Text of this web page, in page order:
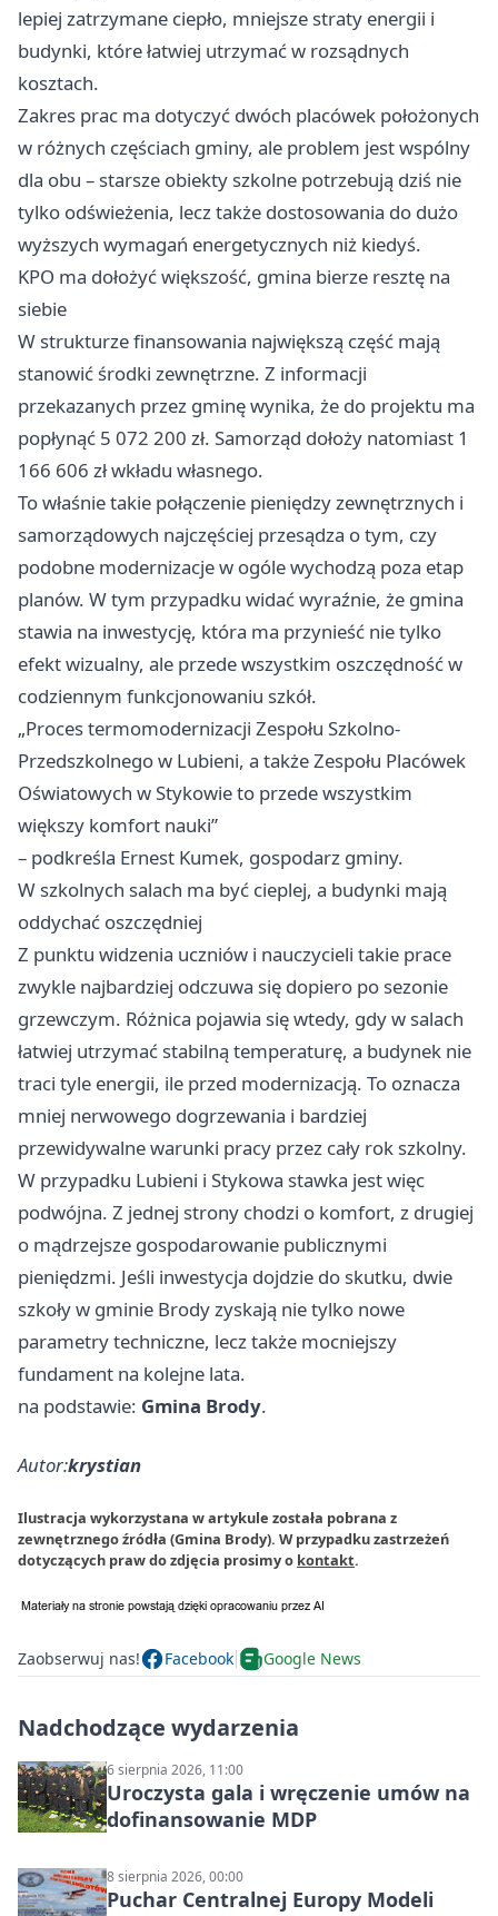
lepiej zatrzymane ciepło, mniejsze straty energii i
budynki, które łatwiej utrzymać w rozsądnych
kosztach.
Zakres prac ma dotyczyć dwóch placówek położonych
w różnych częściach gminy, ale problem jest wspólny
dla obu – starsze obiekty szkolne potrzebują dziś nie
tylko odświeżenia, lecz także dostosowania do dużo
wyższych wymagań energetycznych niż kiedyś.
KPO ma dołożyć większość, gmina bierze resztę na
siebie
W strukturze finansowania największą część mają
stanowić środki zewnętrzne. Z informacji
przekazanych przez gminę wynika, że do projektu ma
popłynąć 5 072 200 zł. Samorząd dołoży natomiast 1
166 606 zł wkładu własnego.
To właśnie takie połączenie pieniędzy zewnętrznych i
samorządowych najczęściej przesądza o tym, czy
podobne modernizacje w ogóle wychodzą poza etap
planów. W tym przypadku widać wyraźnie, że gmina
stawia na inwestycję, która ma przynieść nie tylko
efekt wizualny, ale przede wszystkim oszczędność w
codziennym funkcjonowaniu szkół.
„Proces termomodernizacji Zespołu Szkolno-
Przedszkolnego w Lubieni, a także Zespołu Placówek
Oświatowych w Stykowie to przede wszystkim
większy komfort nauki”
– podkreśla Ernest Kumek, gospodarz gminy.
W szkolnych salach ma być cieplej, a budynki mają
oddychać oszczędniej
Z punktu widzenia uczniów i nauczycieli takie prace
zwykle najbardziej odczuwa się dopiero po sezonie
grzewczym. Różnica pojawia się wtedy, gdy w salach
łatwiej utrzymać stabilną temperaturę, a budynek nie
traci tyle energii, ile przed modernizacją. To oznacza
mniej nerwowego dogrzewania i bardziej
przewidywalne warunki pracy przez cały rok szkolny.
W przypadku Lubieni i Stykowa stawka jest więc
podwójna. Z jednej strony chodzi o komfort, z drugiej
o mądrzejsze gospodarowanie publicznymi
pieniędzmi. Jeśli inwestycja dojdzie do skutku, dwie
szkoły w gminie Brody zyskają nie tylko nowe
parametry techniczne, lecz także mocniejszy
fundament na kolejne lata.
na podstawie: Gmina Brody.
Autor:krystian
Ilustracja wykorzystana w artykule została pobrana z
zewnętrznego źródła (Gmina Brody). W przypadku zastrzeżeń
dotyczących praw do zdjęcia prosimy o kontakt.
Zaobserwuj nas! Facebook Google News
Nadchodzące wydarzenia
6 sierpnia 2026, 11:00
Uroczysta gala i wręczenie umów na
dofinansowanie MDP
8 sierpnia 2026, 00:00
Puchar Centralnej Europy Modeli